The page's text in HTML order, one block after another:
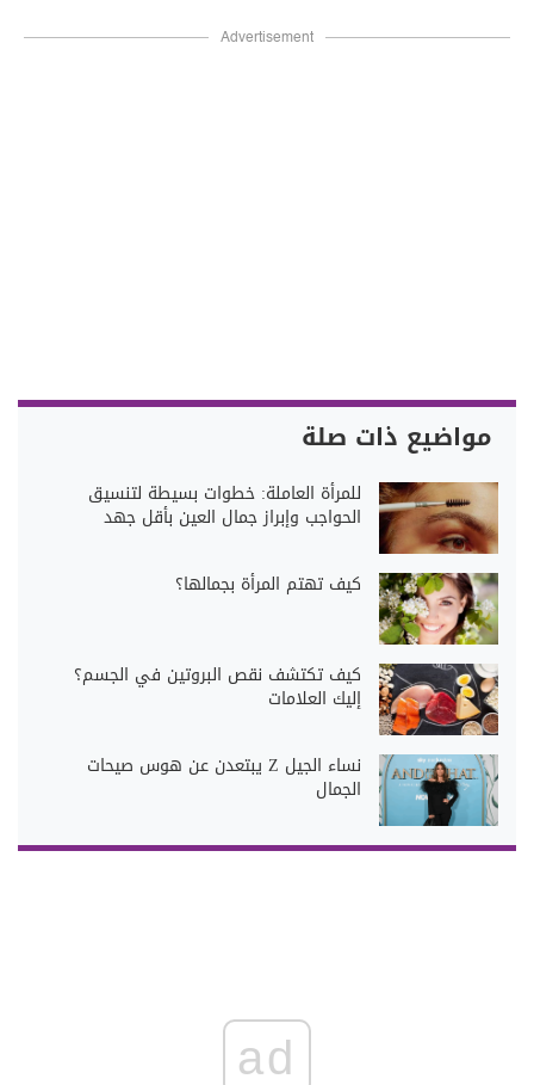
Advertisement
مواضيع ذات صلة
للمرأة العاملة: خطوات بسيطة لتنسيق
الحواجب وإبراز جمال العين بأقل جهد
كيف تهتم المرأة بجمالها؟
كيف تكتشف نقص البروتين في الجسم؟
إليك العلامات
نساء الجيل Z يبتعدن عن هوس صيحات
الجمال
ad